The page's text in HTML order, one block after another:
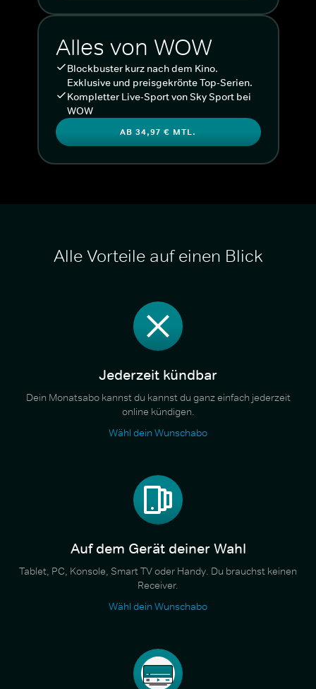
Alles von WOW
Blockbuster kurz nach dem Kino.
Exklusive und preisgekrönte Top-Serien.
Kompletter Live-Sport von Sky Sport bei
WOW
AB 34,97 € MTL.
Alle Vorteile auf einen Blick
Jederzeit kündbar
Dein Monatsabo kannst du kannst du ganz einfach jederzeit
online kündigen.
Wähl dein Wunschabo
Auf dem Gerät deiner Wahl
Tablet, PC, Konsole, Smart TV oder Handy. Du brauchst keinen
Receiver.
Wähl dein Wunschabo